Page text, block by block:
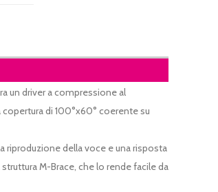
un driver a compressione al
di 100°x60° coerente su
riproduzione della voce e una risposta
M-Brace, che lo rende facile da